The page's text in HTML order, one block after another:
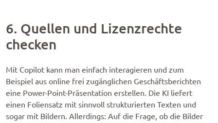
6. Quellen und Lizenzrechte
checken
Mit Copilot kann man einfach interagieren und zum
Beispiel aus online frei zugänglichen Geschäftsberichten
eine Power-Point-Präsentation erstellen. Die KI liefert
einen Foliensatz mit sinnvoll strukturierten Texten und
sogar mit Bildern. Allerdings: Auf die Frage, ob die Bilder